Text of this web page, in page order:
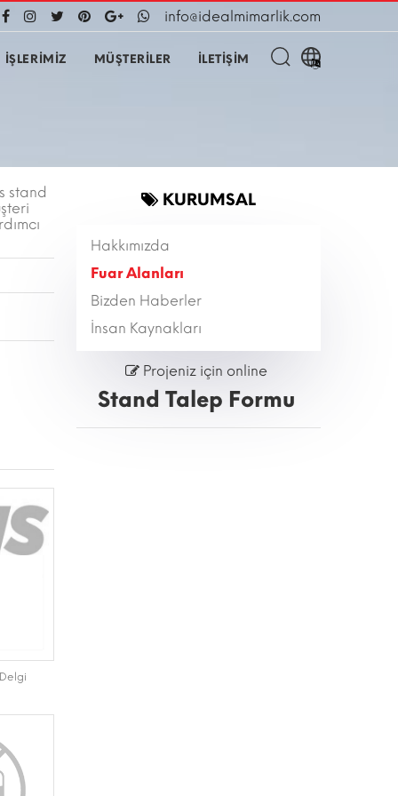
info@idealmimarlik.com
İŞLERİMİZ MÜŞTERİLER İLETİŞİM
stand
KURUMSAL
Hakkımızda
Fuar Alanları
Bizden Haberler
İnsan Kaynakları
Projeniz için online
Stand Talep Formu